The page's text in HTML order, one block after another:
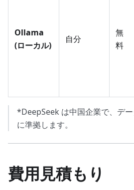
Ollama
(ローカル)
自分
無
料
*DeepSeek は中国企業で、デ
に準拠します。
費用見積もり